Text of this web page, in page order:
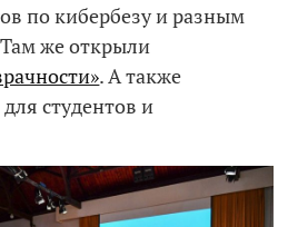
по кибербезу и разным
же открыли
. А также
студентов и